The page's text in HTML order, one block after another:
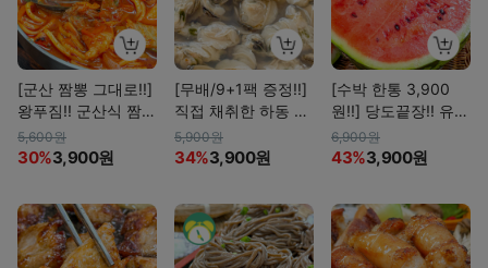
[군산 짬뽕 그대로!!]
왕푸짐!! 군산식 짬뽕
해장탕
5,600원
30%3,900원
[무배/9+1팩 증정!!]
직접 채취한 하동 섬
진강 재첩국&고창
통통 바지락국
5,900원
34%3,900원
[수박 한통 3,900
원!!] 당도끝장!! 유명
산지 꿀수박!!
6,900원
43%3,900원